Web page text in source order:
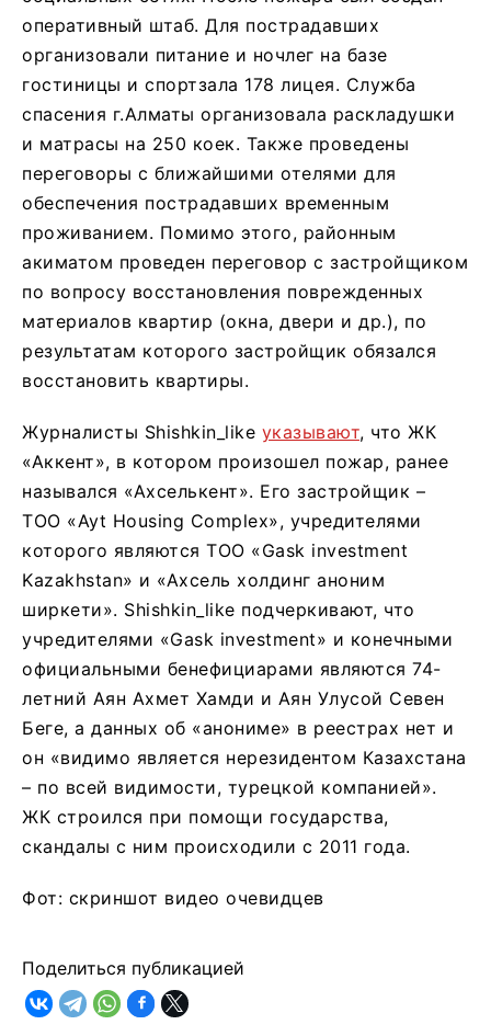
оперативный штаб. Для пострадавших
организовали питание и ночлег на базе
гостиницы и спортзала 178 лицея. Служба
спасения г.Алматы организовала раскладушки
и матрасы на 250 коек. Также проведены
переговоры с ближайшими отелями для
обеспечения пострадавших временным
проживанием. Помимо этого, районным
акиматом проведен переговор с застройщиком
по вопросу восстановления поврежденных
материалов квартир (окна, двери и др.), по
результатам которого застройщик обязался
восстановить квартиры.
Журналисты Shishkin_like указывают, что ЖК
«Аккент», в котором произошел пожар, ранее
назывался «Ахселькент». Его застройщик –
ТОО «Ayt Housing Complex», учредителями
которого являются ТОО «Gask investment
Kazakhstan» и «Ахсель холдинг аноним
ширкети». Shishkin_like подчеркивают, что
учредителями «Gask investment» и конечными
официальными бенефициарами являются 74-
летний Аян Ахмет Хамди и Аян Улусой Севен
Беге, а данных об «анониме» в реестрах нет и
он «видимо является нерезидентом Казахстана
– по всей видимости, турецкой компанией».
ЖК строился при помощи государства,
скандалы с ним происходили с 2011 года.
Фот: скриншот видео очевидцев
Поделиться публикацией